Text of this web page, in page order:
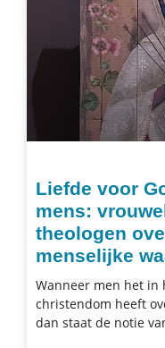
Liefde voor
mens:
theologen
menselijke
Wanneer men het in
christendom heeft
dan staat de notie